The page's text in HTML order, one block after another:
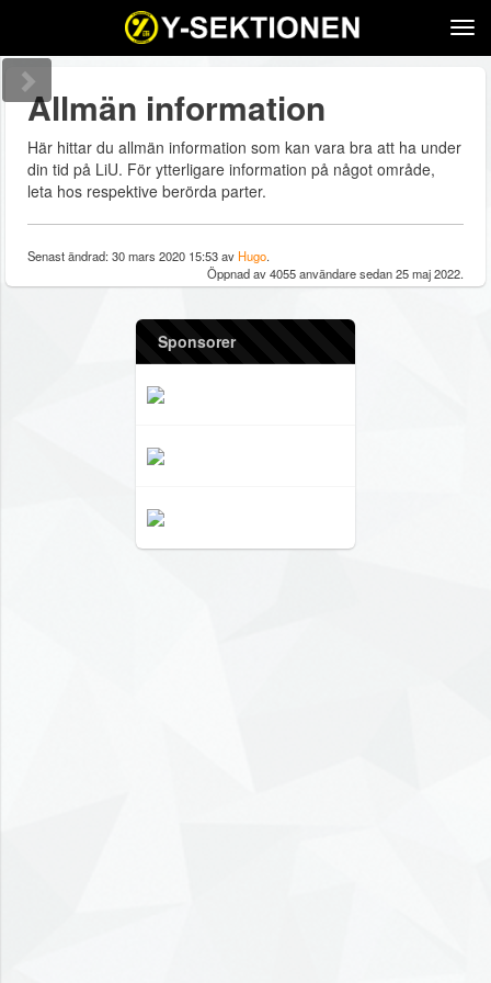
Allmän information
Här hittar du allmän information som kan vara bra att ha under
din tid på LiU. För ytterligare information på något område,
leta hos respektive berörda parter.
Senast ändrad: 30 mars 2020 15:53 av Hugo.
Öppnad av 4055 användare sedan 25 maj 2022.
Sponsorer